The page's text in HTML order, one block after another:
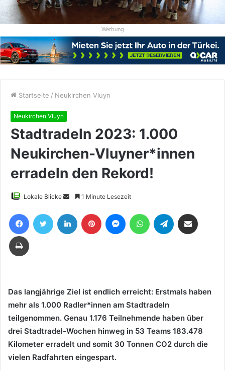
Werbung
Startseite / Neukirchen Vluyn
Neukirchen Vluyn
Stadtradeln 2023: 1.000
Neukirchen-Vluyner*innen
erradeln den Rekord!
Lokale Blicke
Sende
eine
E-
1 Minute Lesezeit
FacebookTwitter LinkedIn Pinterest MessengerWhatsAppTelegram
Drucken
Das langjährige Ziel ist endlich erreicht: Erstmals haben
mehr als 1.000 Radler*innen am Stadtradeln
teilgenommen. Genau 1.176 Teilnehmende haben über
drei Stadtradel-Wochen hinweg in 53 Teams 183.478
Kilometer erradelt und somit 30 Tonnen CO2 durch die
vielen Radfahrten eingespart.